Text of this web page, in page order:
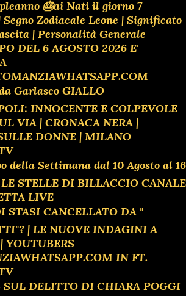
🎂ai Nati il giorno 7
Segno Zodiacale Leone | Significato
| Personalità Generale
DEL 6 AGOSTO 2026 E'
Garlasco GIALLO
INNOCENTE E COLPEVOLE
VIA | CRONACA NERA |
DONNE | MILANO
della Settimana dal 10 Agosto al 16
STELLE DI BILLACCIO CANALE
LIVE
STASI CANCELLATO DA "
| LE NUOVE INDAGINI A
YOUTUBERS
IN FT.
SUL DELITTO DI CHIARA POGGI